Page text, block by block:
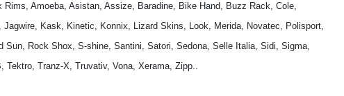
Rims, Amoeba, Asistan, Assize, Baradine, Bike Hand, Buzz Rack, Cole,
Jagwire, Kask, Kinetic, Konnix, Lizard Skins, Look, Merida, Novatec, Polisport,
Sun, Rock Shox, S-shine, Santini, Satori, Sedona, Selle Italia, Sidi, Sigma,
Tektro, Tranz-X, Truvativ, Vona, Xerama, Zipp..